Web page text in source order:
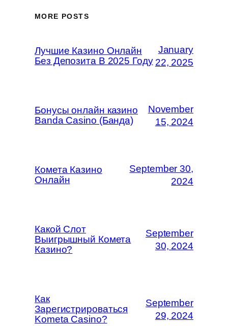
MORE POSTS
Лучшие Казино Онлайн
Без Депозита В 2025 Году
January
22, 2025
Бонусы онлайн казино
Banda Casino (Банда)
November
15, 2024
Комета Казино
Онлайн
September 30,
2024
Какой Слот
Выигрышный Комета
Казино?
September
30, 2024
Как
Зарегистрироваться
Kometa Casino?
September
29, 2024